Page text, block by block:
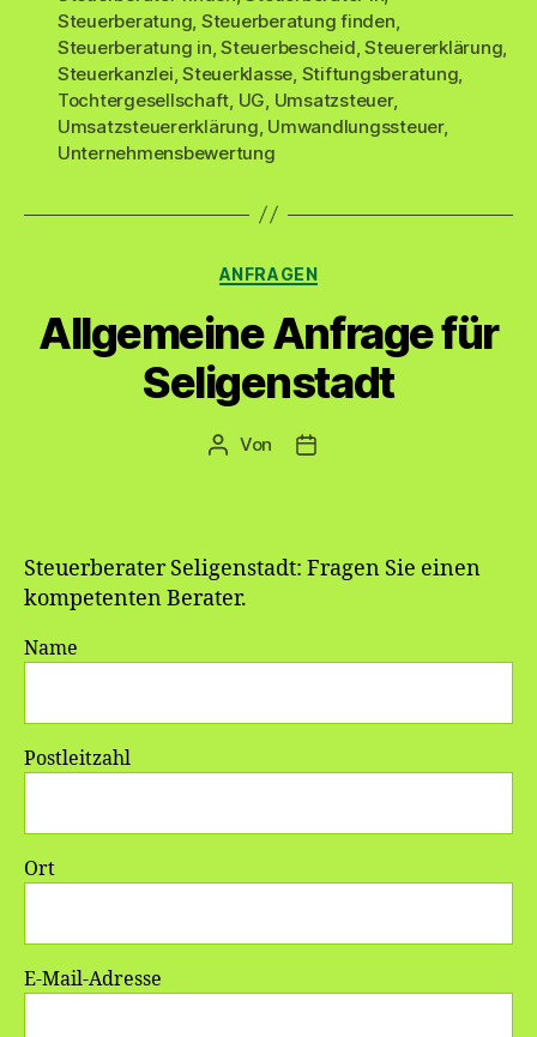
Steuerberatung Steuerberatung finden
Steuerberatung in ,Steuerbescheid ,Steuererklärung
Steuerkanzlei ,Steuerklasse Stiftungsberatung
Tochtergesellschaft UG Umsatzsteuer,
Umsatzsteuererklärung Umwandlungssteuer,
Unternehmensbewertung
Kategorien
ANFRAGEN
Allgemeine Anfrage für
Seligenstadt
Beitragsautor
Von Veröffentlichungsdatum
Steuerberater Seligenstadt: Fragen Sie einen
kompetenten Berater.
Name
Postleitzahl
Ort
E-Mail-Adresse